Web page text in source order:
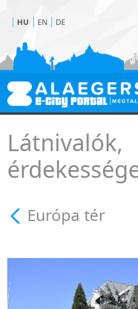
HU EN DE
Európa tér -
Látnivalók,
Európa tér